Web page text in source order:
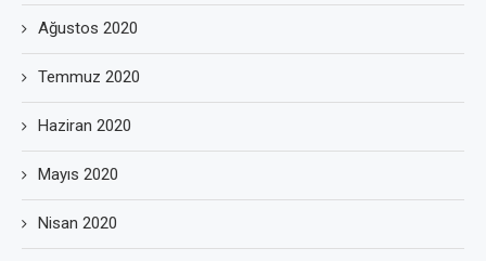
Ağustos 2020
Temmuz 2020
Haziran 2020
Mayıs 2020
Nisan 2020